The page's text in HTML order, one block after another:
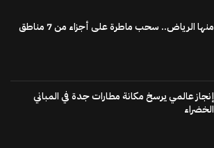
منها الرياض.. سحب ماطرة على أجزاء من 7 مناطق
إنجاز عالمي يرسخ مكانة مطارات جدة في المباني
الخضراء